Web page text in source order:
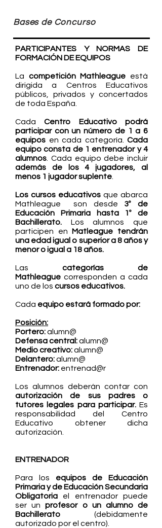
Bases de Concurso
PARTICIPANTES Y NORMAS DE
FORMACIÓN DE EQUIPOS
La competición Mathleague está
dirigida a Centros Educativos
públicos, privados y concertados
de toda España.
CadaCentro Educativo podrá
participar con un número de 1 a 6
equipos en cada categoría.
Cada
equipo consta de 1 entrenador y 4
alumnos . Cada equipo debe incluir
además de los 4 jugadores, al
menos 1 jugador suplente
Los cursos educativos que abarca
Mathleague son desde 3º de
Educación Primaria hasta 1º de
Bachillerato. Los alumnos que
participen en Matleague tendrán
una edad igual o superior a 8 años y
menor o igual a 18 años.
Las categorías de
Mathleague corresponden a cada
uno de los cursos educativos.
Cada equipo estará formado por:
Posición:
Portero:alumn@
Defensa central:alumn@
Medio creativo:alumn@
Delantero:alumn@
Entrenador: entrenad@r
Los alumnos deberán contar con
autorización de sus padres o
tutores legales para participar.Es
responsabilidad del Centro
Educativo obtener dicha
autorización.
ENTRENADOR
Para los equipos de Educación
Primaria y de Educación Secundaria
Obligatoria el entrenador puede
ser unprofesor o un alumno de
Bachillerato (debidamente
autorizado por el centro).